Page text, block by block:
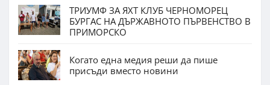
ТРИУМФ ЗА ЯХТ КЛУБ ЧЕРНОМОРЕЦ
БУРГАС НА ДЪРЖАВНОТО ПЪРВЕНСТВО В
ПРИМОРСКО
Когато една медия реши да пише
присъди вместо новини